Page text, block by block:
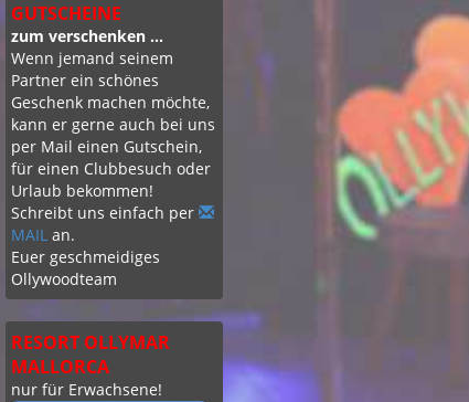
GUTSCHEINE
zum verschenken ...
Wenn jemand seinem
Partner ein schönes
Geschenk machen möchte,
kann er gerne auch bei uns
per Mail einen Gutschein,
für einen Clubbesuch oder
Urlaub bekommen!
Schreibt uns einfach per
MAIL an.
Euer geschmeidiges
Ollywoodteam
RESORT OLLYMAR
MALLORCA
nur für Erwachsene!